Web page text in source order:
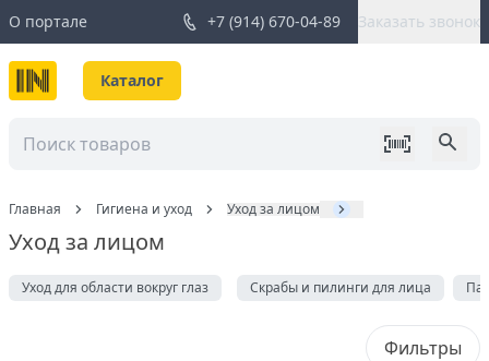
О портале +7 (914) 670-04-89 Заказать звонок
Каталог
Главная Гигиена и уход Уход за лицом
Уход за лицом
Уход для области вокруг глаз Скрабы и пилинги для лица
Фильтры